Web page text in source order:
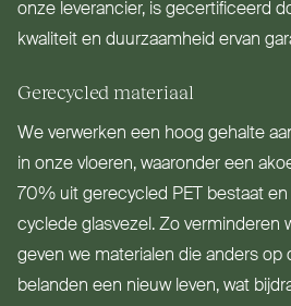
onze leve­rancier, is gecer­ti­ficeerd
kwaliteit en duur­zaamheid ervan
Gerecycled materiaal
We verwerken een hoog gehalte
in onze vloeren, waaronder een
70% uit gerecycled PET
bestaat
cyclede glasvezel. Zo ver­minderen
geven we materialen die anders op
belanden een nieuw leven, wat